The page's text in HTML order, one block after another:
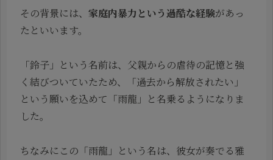
その背景には、 家庭内暴力という過酷な経験があっ
たといいます。
「鈴子」という名前は、父親からの虐待の記憶と強
く結びついていたため、「過去から解放されたい」
という願いを込めて「雨龍」と名乗るようになりま
した。
ちなみにこの「雨龍」という名は、彼女が奏でる雅